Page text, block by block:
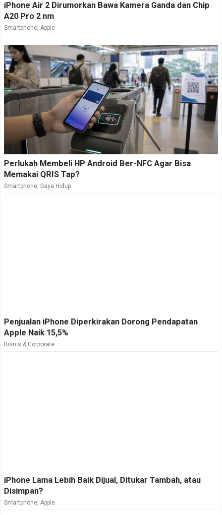
iPhone Air 2 Dirumorkan Bawa Kamera Ganda dan Chip
A20 Pro 2 nm
Smartphone, Apple
Perlukah Membeli HP Android Ber-NFC Agar Bisa
Memakai QRIS Tap?
Smartphone, Gaya Hidup
Penjualan iPhone Diperkirakan Dorong Pendapatan
Apple Naik 15,5%
Bisnis & Corporate
iPhone Lama Lebih Baik Dijual, Ditukar Tambah, atau
Disimpan?
Smartphone, Apple